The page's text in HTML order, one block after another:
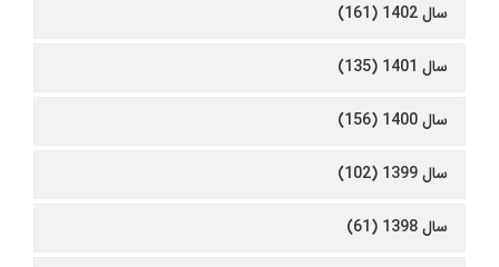
سال 1402 (161)
سال 1401 (135)
سال 1400 (156)
سال 1399 (102)
سال 1398 (61)